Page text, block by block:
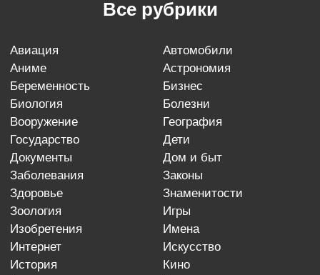
Все рубрики
авиация
автомобили
аниме
астрономия
беременность
бизнес
биология
болезни
вооружение
география
государство
дети
документы
дом и быт
заболевания
законы
здоровье
знаменитости
зоология
игры
изобретения
имена
интернет
искусство
история
кино